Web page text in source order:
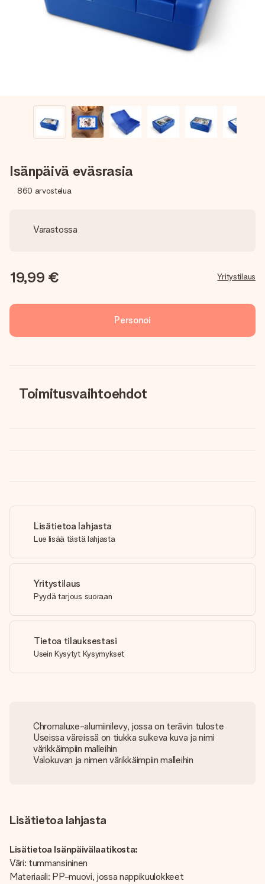
nopeammin kuin ehdit sanoa “yllätys!”
Isänpäivä eväsrasia
860 arvostelua
Varastossa
19,99 € Yritystilaus
Personoi
Toimitusvaihtoehdot
Lisätietoa lahjasta
Lue lisää tästä lahjasta
Yritystilaus
Pyydä tarjous suoraan
Tietoa tilauksestasi
Usein Kysytyt Kysymykset
Chromaluxe-alumiinilevy, jossa on terävin tuloste
Useissa väreissä on tiukka sulkeva kuva ja nimi
värikkäimpiin malleihin
Valokuvan ja nimen värikkäimpiin malleihin
Lisätietoa lahjasta
Lisätietoa Isänpäivälaatikosta:
Väri: tummansininen
Materiaali: PP-muovi, jossa nappikuulokkeet